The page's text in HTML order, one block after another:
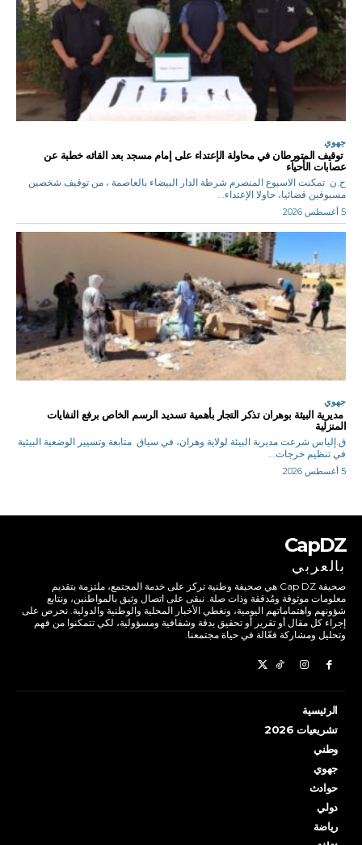
جهوي
توقيف المتورطان في محاولة الإعتداء على إمام مسجد بعد القائه خطبة عن
عصابات الأحياء
ح.ن تمكنت الاسبوع المنصرم شرطة الدار البيضاء بالعاصمة ، من توقيف شخصين
مسبوقين قضائيا، حاولا الإعتداء...
5 أغسطس 2026
جهوي
مديرية البيئة بوهران تذكر التجار بأهمية تسديد الرسم الخاص برفع النفايات
المنزلية
ق.إلياس شرعت مديرية البيئة لولاية وهران، في سياق متابعة وتسيير الوضعية البيئية
في تنظيم خرجات...
5 أغسطس 2026
CapDZ
بالعربي
صحيفة Cap DZ هي صحيفة وطنية تركز على خدمة المجتمع، ملتزمة بتقديم
معلومات موثوقة ومُدققة وذات صلة. نبقى على اتصال وثيق بالمواطنين، ونتابع
شؤونهم واهتماماتهم اليومية، ونغطي الأخبار المحلية والوطنية والدولية. نحرص على
إجراء كل مقال أو تقرير أو تحقيق بدقة وشفافية ومسؤولية، لكي تتمكنوا من فهم
وتحليل ومشاركة فعّالة في حياة مجتمعنا.
الرئيسية
تشريعيات 2026
وطني
جهوي
حوادث
دولي
رياضة